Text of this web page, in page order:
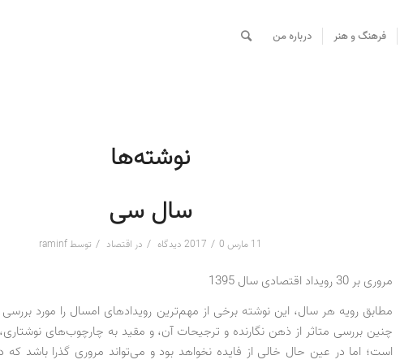
فرهنگ و هنر درباره من
نوشته‌ها
سال سی
11 مارس 2017 / 0 دیدگاه / در اقتصاد / توسطraminf
مروری بر 30 رویداد اقتصادی سال 1395
مطابق رویه هر سال، این نوشته برخی از مهم‌ترین رویدادهای امسال را مورد
چنین بررسی متاثر از ذهن نگارنده و ترجیحات آن، و مقید به چارچوب‌های
است؛ اما در عین حال خالی از فایده نخواهد بود و می‌تواند مروری گذرا باشد که